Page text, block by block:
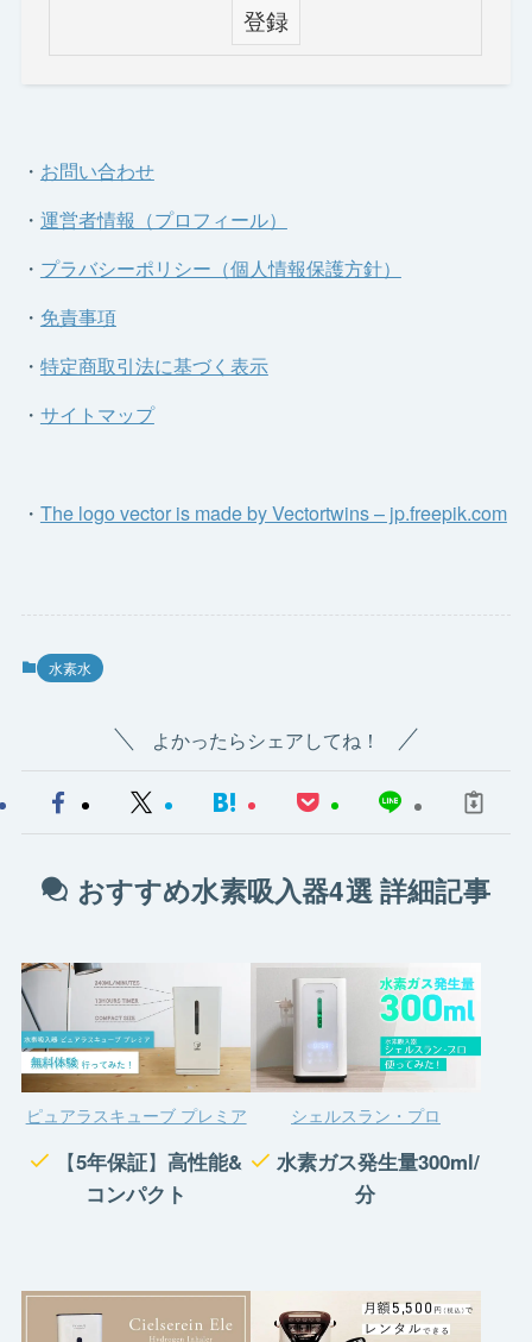
・ お問い合わせ
・ 運営者情報（プロフィール）
・ プラバシーポリシー（個人情報保護方針）
・ 免責事項
・ 特定商取引法に基づく表示
・ サイトマップ
・ The logo vector is made by Vectortwins – jp.freepik.com
水素水
よかったらシェアしてね！
おすすめ水素吸入器4選 詳細記事
ピュアラスキューブ プレミア
【5年保証】高性能&
コンパクト
シェルスラン・プロ
水素ガス発生量300ml/
分